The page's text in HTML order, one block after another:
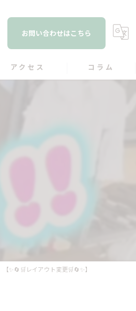
お問い合わせはこちら
アクセス コラム
【✨️🔄🛒レイアウト変更🛒🔄✨️】